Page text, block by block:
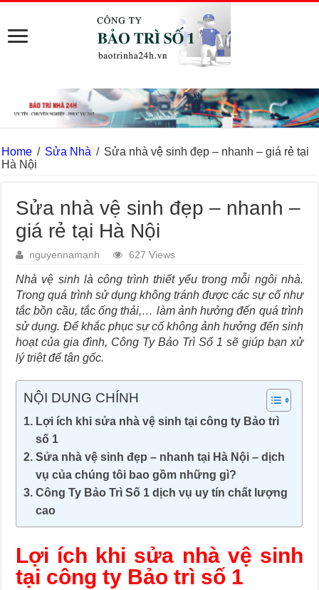
Home / Sửa Nhà / Sửa nhà vệ sinh đẹp – nhanh – giá rẻ tại
Hà Nội
Sửa nhà vệ sinh đẹp – nhanh –
giá rẻ tại Hà Nội
nguyennamanh 627 Views
Nhà vệ sinh là công trình thiết yếu trong mỗi ngôi nhà.
Trong quá trình sử dụng không tránh được các sự cố như
tắc bồn cầu, tắc ống thải,… làm ảnh hưởng đến quá trình
sử dụng. Để khắc phục sự cố không ảnh hưởng đến sinh
hoạt của gia đình, Công Ty Bảo Trì Số 1 sẽ giúp bạn xử
lý triệt để tận gốc.
NỘI DUNG CHÍNH
Lợi ích khi sửa nhà vệ sinh tại công ty Bảo trì
số 1
Sửa nhà vệ sinh đẹp – nhanh tại Hà Nội – dịch
vụ của chúng tôi bao gồm những gì?
Công Ty Bảo Trì Số 1 dịch vụ uy tín chất lượng
cao
Lợi ích khi sửa nhà vệ sinh
tại công ty Bảo trì số 1